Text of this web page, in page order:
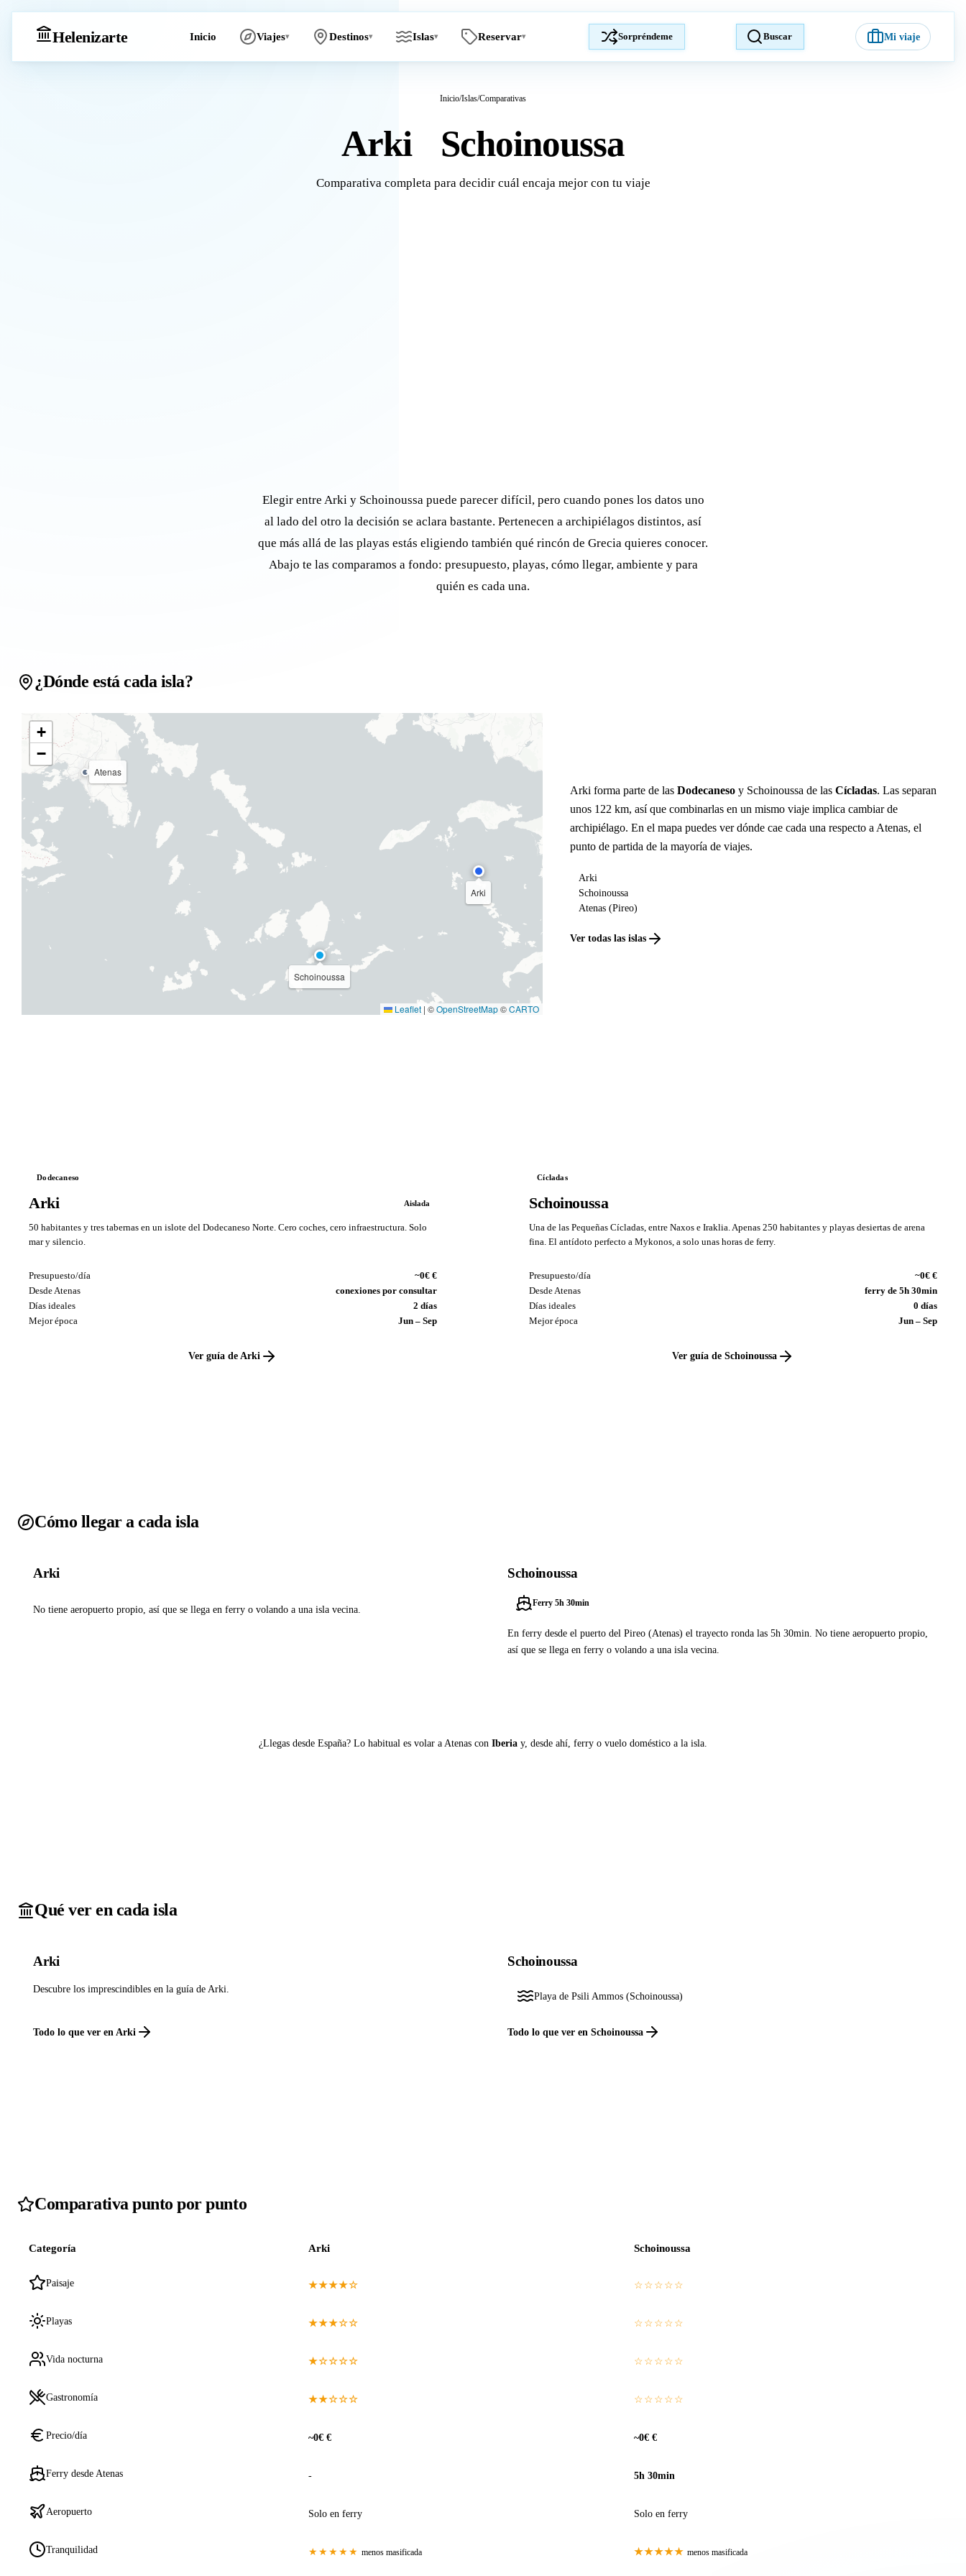
Helenizarte Inicio Viajes▾ Destinos▾ Islas▾ Reservar▾ Sorpréndeme Buscar Mi viaje
Inicio/Islas/Comparativas
Arki Schoinoussa
Comparativa completa para decidir cuál encaja mejor con tu viaje
Elegir entre Arki y Schoinoussa puede parecer difícil, pero cuando pones los datos uno
al lado del otro la decisión se aclara bastante. Pertenecen a archipiélagos distintos, así
que más allá de las playas estás eligiendo también qué rincón de Grecia quieres conocer.
Abajo te las comparamos a fondo: presupuesto, playas, cómo llegar, ambiente y para
quién es cada una.
¿Dónde está cada isla?
Arki
Schoinoussa
Atenas
+
−
Leaflet | ©OpenStreetMap©CARTO
Arki forma parte de lasDodecaneso y Schoinoussa de lasCícladas. Las separan
unos 122 km, así que combinarlas en un mismo viaje implica cambiar de
archipiélago. En el mapa puedes ver dónde cae cada una respecto a Atenas, el
punto de partida de la mayoría de viajes.
Arki
Schoinoussa
Atenas (Pireo)
Ver todas las islas
Dodecaneso
Arki Aislada
50 habitantes y tres tabernas en un islote del Dodecaneso Norte. Cero coches, cero infraestructura. Solo
mar y silencio.
Presupuesto/día
~0€ €
Desde Atenas
conexiones por consultar
Días ideales
2 días
Mejor época
Jun – Sep
Ver guía de Arki
Cícladas
Schoinoussa
Una de las Pequeñas Cícladas, entre Naxos e Iraklia. Apenas 250 habitantes y playas desiertas de arena
fina. El antídoto perfecto a Mykonos, a solo unas horas de ferry.
Presupuesto/día
~0€ €
Desde Atenas
ferry de 5h 30min
Días ideales
0 días
Mejor época
Jun – Sep
Ver guía de Schoinoussa
Cómo llegar a cada isla
Arki
No tiene aeropuerto propio, así que se llega en ferry o volando a una isla vecina.
Schoinoussa
Ferry 5h 30min
En ferry desde el puerto del Pireo (Atenas) el trayecto ronda las 5h 30min. No tiene aeropuerto propio,
así que se llega en ferry o volando a una isla vecina.
¿Llegas desde España? Lo habitual es volar a Atenas con Iberia y, desde ahí, ferry o vuelo doméstico a la isla.
Qué ver en cada isla
Arki
Descubre los imprescindibles en la guía de Arki.
Todo lo que ver en Arki
Schoinoussa
Playa de Psili Ammos (Schoinoussa)
Todo lo que ver en Schoinoussa
Comparativa punto por punto
Categoría Arki Schoinoussa
Paisaje ★★★★☆ ☆☆☆☆☆
Playas ★★★☆☆ ☆☆☆☆☆
Vida nocturna ★☆☆☆☆ ☆☆☆☆☆
Gastronomía ★★☆☆☆ ☆☆☆☆☆
Precio/día ~0€ € ~0€ €
Ferry desde Atenas - 5h 30min
Aeropuerto Solo en ferry Solo en ferry
Tranquilidad ★★★★★ menos masificada ★★★★★ menos masificada